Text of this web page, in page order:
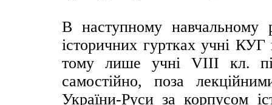
В наступному навчальному
історичних гуртках учні КУГ
тому лише учні VІІІ кл.
самостійно, поза
України-Руси за корпусом